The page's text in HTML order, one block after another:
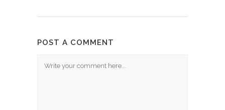
POST A COMMENT